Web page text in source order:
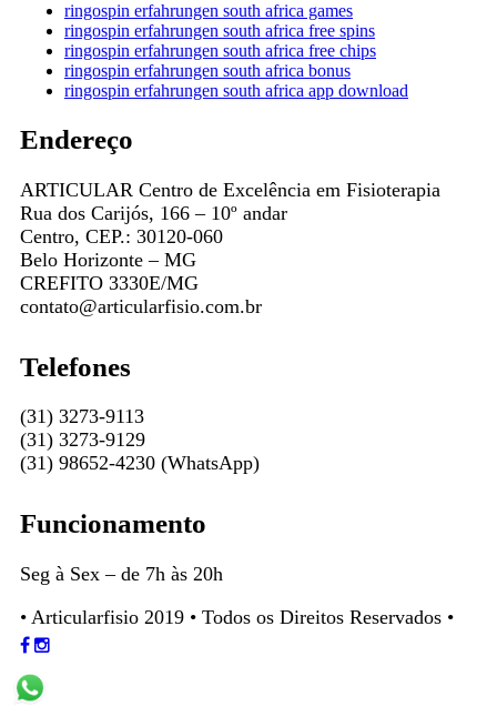
ringospin erfahrungen south africa games
ringospin erfahrungen south africa free spins
ringospin erfahrungen south africa free chips
ringospin erfahrungen south africa bonus
ringospin erfahrungen south africa app download
Endereço
ARTICULAR Centro de Excelência em Fisioterapia
Rua dos Carijós, 166 – 10º andar
Centro, CEP.: 30120-060
Belo Horizonte – MG
CREFITO 3330E/MG
contato@articularfisio.com.br
Telefones
(31) 3273-9113
(31) 3273-9129
(31) 98652-4230 (WhatsApp)
Funcionamento
Seg à Sex – de 7h às 20h
• Articularfisio 2019 • Todos os Direitos Reservados •